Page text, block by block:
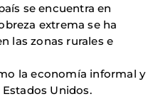
se encuentra en
extrema se ha
las zonas rurales e
la economía informal y
Unidos.